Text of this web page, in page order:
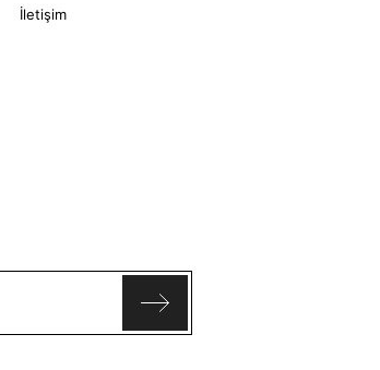
İletişim